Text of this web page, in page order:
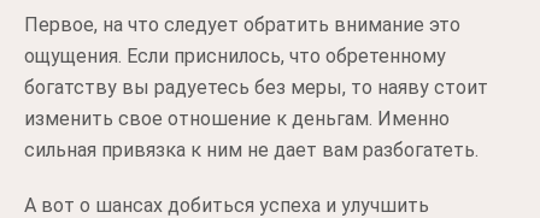
Первое, на что следует обратить внимание это
ощущения. Если приснилось, что обретенному
богатству вы радуетесь без меры, то наяву стоит
изменить свое отношение к деньгам. Именно
сильная привязка к ним не дает вам разбогатеть.
А вот о шансах добиться успеха и улучшить